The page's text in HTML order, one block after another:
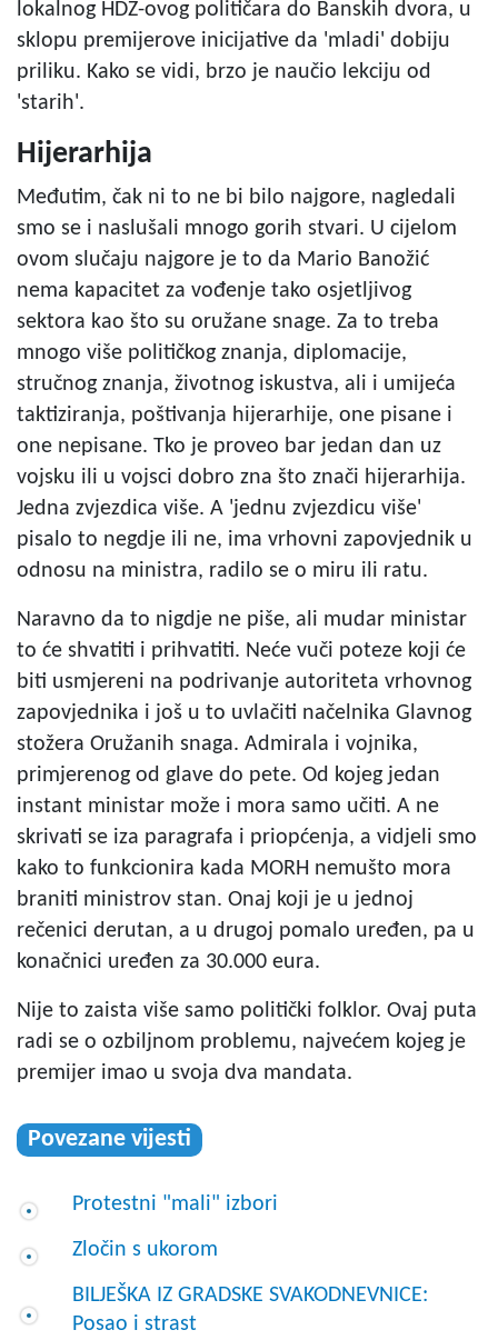
lokalnog HDZ-ovog političara do Banskih dvora, u
sklopu premijerove inicijative da 'mladi' dobiju
priliku. Kako se vidi, brzo je naučio lekciju od
'starih'.
Hijerarhija
Međutim, čak ni to ne bi bilo najgore, nagledali
smo se i naslušali mnogo gorih stvari. U cijelom
ovom slučaju najgore je to da Mario Banožić
nema kapacitet za vođenje tako osjetljivog
sektora kao što su oružane snage. Za to treba
mnogo više političkog znanja, diplomacije,
stručnog znanja, životnog iskustva, ali i umijeća
taktiziranja, poštivanja hijerarhije, one pisane i
one nepisane. Tko je proveo bar jedan dan uz
vojsku ili u vojsci dobro zna što znači hijerarhija.
Jedna zvjezdica više. A 'jednu zvjezdicu više'
pisalo to negdje ili ne, ima vrhovni zapovjednik u
odnosu na ministra, radilo se o miru ili ratu.
Naravno da to nigdje ne piše, ali mudar ministar
to će shvatiti i prihvatiti. Neće vuči poteze koji će
biti usmjereni na podrivanje autoriteta vrhovnog
zapovjednika i još u to uvlačiti načelnika Glavnog
stožera Oružanih snaga. Admirala i vojnika,
primjerenog od glave do pete. Od kojeg jedan
instant ministar može i mora samo učiti. A ne
skrivati se iza paragrafa i priopćenja, a vidjeli smo
kako to funkcionira kada MORH nemušto mora
braniti ministrov stan. Onaj koji je u jednoj
rečenici derutan, a u drugoj pomalo uređen, pa u
konačnici uređen za 30.000 eura.
Nije to zaista više samo politički folklor. Ovaj puta
radi se o ozbiljnom problemu, najvećem kojeg je
premijer imao u svoja dva mandata.
Povezane vijesti
Protestni "mali" izbori
Zločin s ukorom
BILJEŠKA IZ GRADSKE SVAKODNEVNICE:
Posao i strast